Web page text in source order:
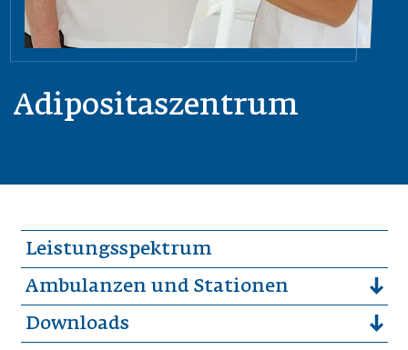
Adipositaszentrum
Leistungsspektrum
Ambulanzen und Stationen
Downloads